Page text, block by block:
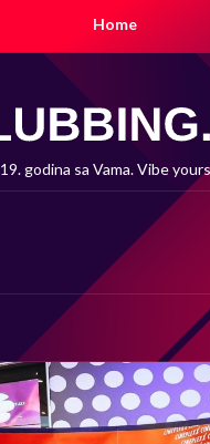
Home
19. godina sa Vama. Vibe